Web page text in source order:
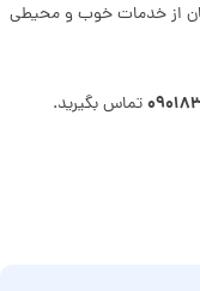
از خدمات خوب و محیطی
تماس بگیرید.